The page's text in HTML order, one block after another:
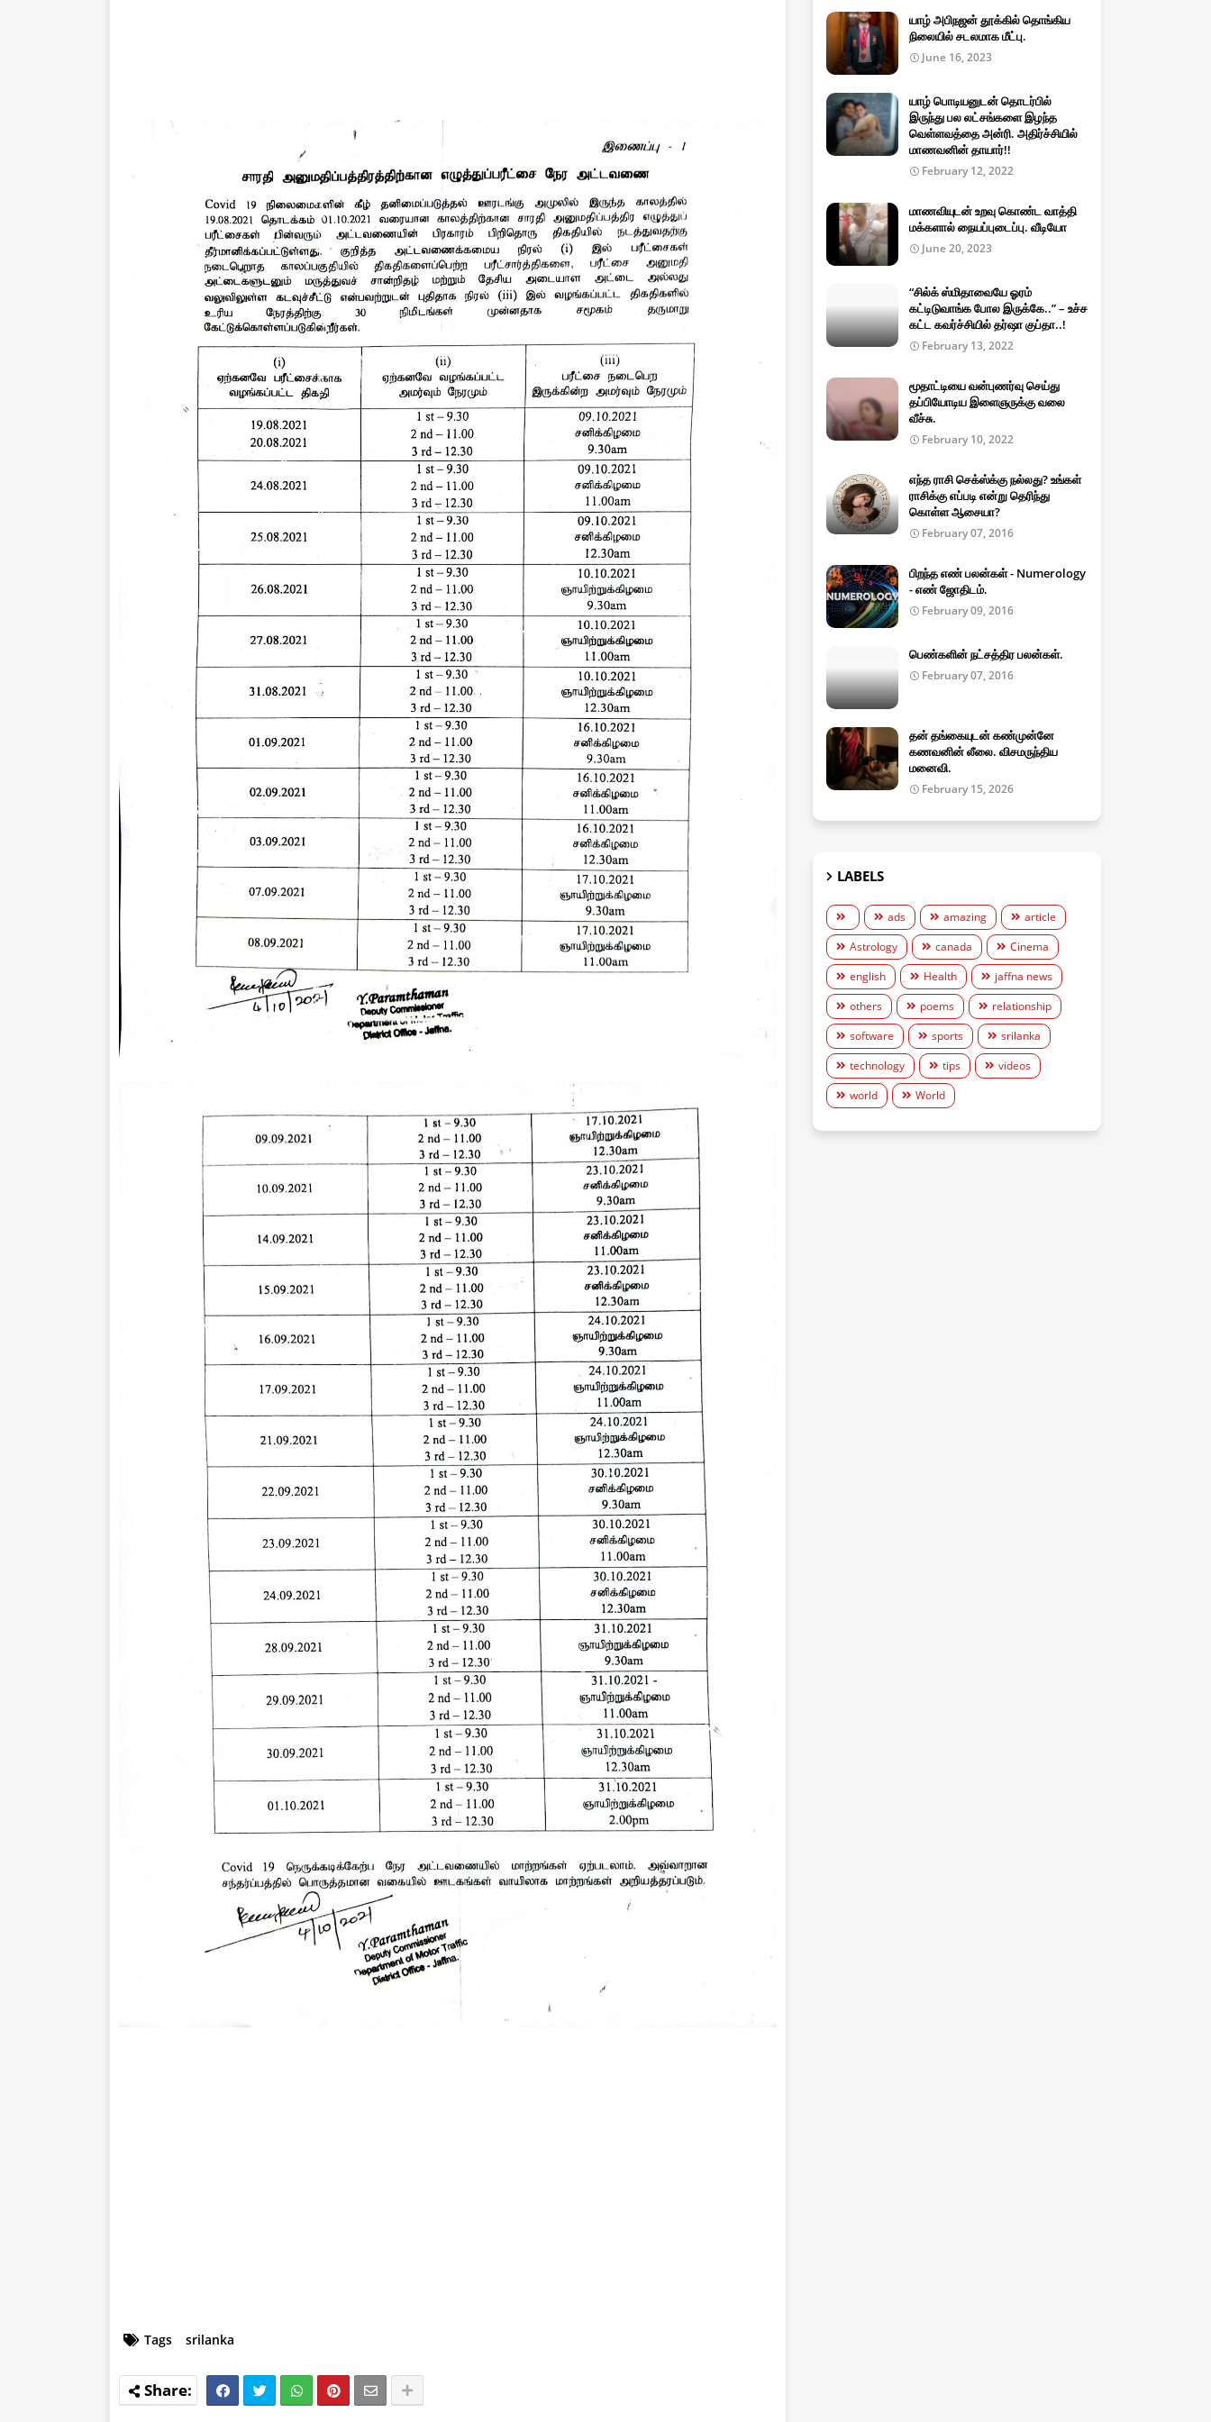
Tags srilanka
யாழ் அபிநஜன் தூக்கில் தொங்கிய
நிலையில் சடலமாக மீட்பு.
June 16, 2023
யாழ் பொடியனுடன் தொடர்பில்
இருந்து பல லட்சங்களை இழந்த
வெள்ளவத்தை அன்ரி. அதிர்ச்சியில்
மாணவனின் தாயார்!!
February 12, 2022
மாணவியுடன் உறவு கொண்ட வாத்தி
மக்களால் நையப்புடைப்பு. வீடியோ
June 20, 2023
“சில்க் ஸ்மிதாவையே ஓரம்
கட்டிடுவாங்க போல இருக்கே..” – உச்ச
கட்ட கவர்ச்சியில் தர்ஷா குப்தா..!
February 13, 2022
மூதாட்டியை வன்புணர்வு செய்து
தப்பியோடிய இளைஞருக்கு வலை
வீச்சு.
February 10, 2022
எந்த ராசி செக்ஸ்க்கு நல்லது? உங்கள்
ராசிக்கு எப்படி என்று தெரிந்து
கொள்ள ஆசையா?
February 07, 2016
பிறந்த எண் பலன்கள் - Numerology
- எண் ஜோதிடம்.
February 09, 2016
பெண்களின் நட்சத்திர பலன்கள்.
February 07, 2016
தன் தங்கையுடன் கண்முன்னே
கணவனின் லீலை. விசமருந்திய
மனைவி.
February 15, 2026
LABELS
ads amazing
article
Astrology
canada
Cinema
english
Health
jaffna news
others
poems
relationship
software
sports
srilanka
technology
tips
videos
world
World